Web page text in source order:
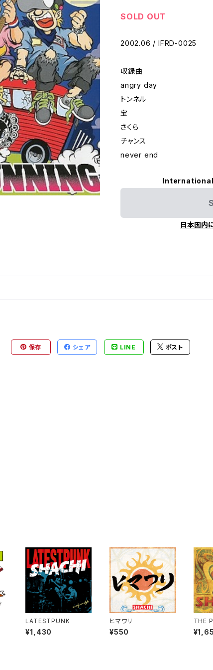
SOLD OUT
2002.06 / IFRD-0025
収録曲
angry day
トンネル
宝
さくら
チャンス
never end
日本国内
保存 シェア LINE ポスト
LATESTPUNK
¥1,430
ヒマワリ
¥550
THE